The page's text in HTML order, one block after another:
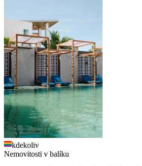
kdekoliv
Nemovitosti v balíku